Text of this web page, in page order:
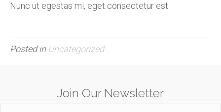
Nunc ut egestas mi, eget consectetur est.
Posted in Uncategorized
Join Our Newsletter